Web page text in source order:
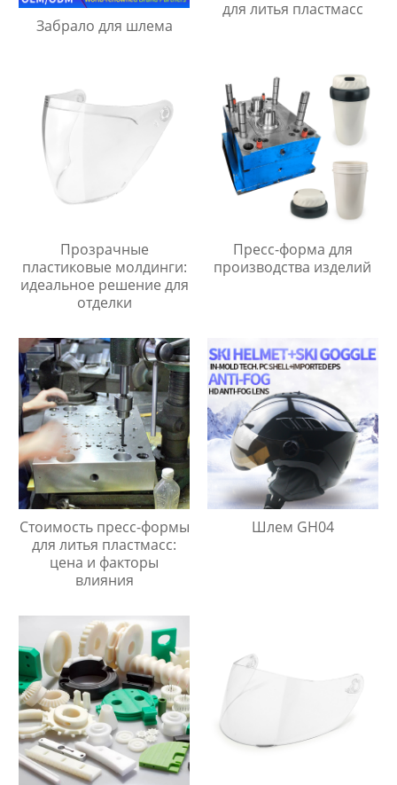
Забрало для шлема
для литья пластмасс
Прозрачные
пластиковые молдинги:
идеальное решение для
отделки
Пресс-форма для
производства изделий
Стоимость пресс-формы
для литья пластмасс:
цена и факторы
влияния
Шлем GH04